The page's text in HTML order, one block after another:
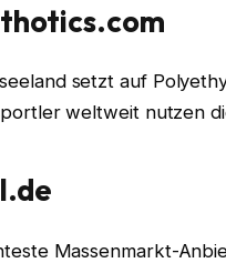
setzt auf
weltweit nutzen
Massenmarkt-